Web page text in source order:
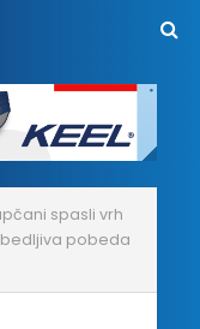
spasli vrh
pobeda